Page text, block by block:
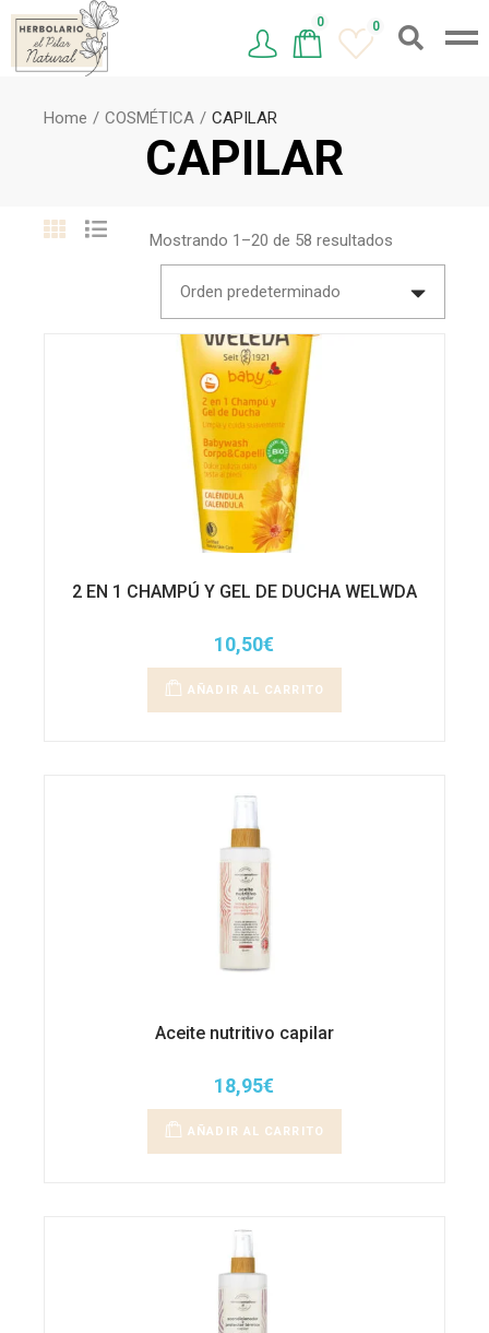
0 0
CAPILAR
Home COSMÉTICA CAPILAR
Mostrando 1–20 de 58 resultados
Orden predeterminado
2 EN 1 CHAMPÚ Y GEL DE DUCHA WELWDA
10,50€
AÑADIR AL CARRITO
Aceite nutritivo capilar
18,95€
AÑADIR AL CARRITO